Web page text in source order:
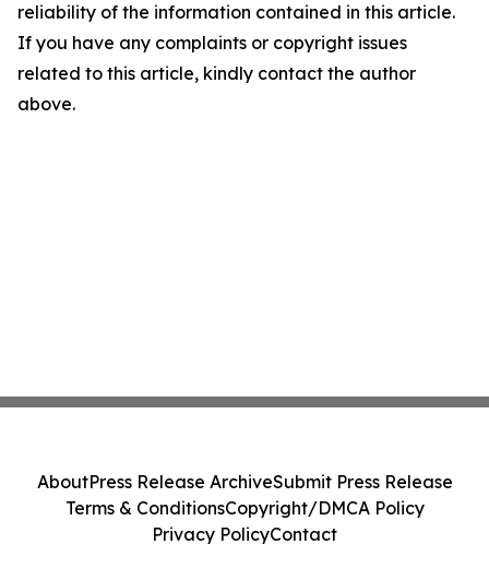
reliability of the information contained in this article.
If you have any complaints or copyright issues
related to this article, kindly contact the author
above.
AboutPress Release ArchiveSubmit Press Release
Terms & ConditionsCopyright/DMCA Policy
Privacy PolicyContact